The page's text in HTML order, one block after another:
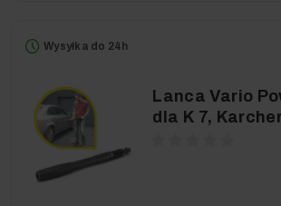
Wysyłka do 24h
Lanca Vario
dla K 7,